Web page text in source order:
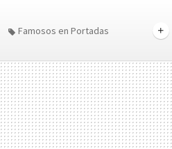
Famosos en Portadas